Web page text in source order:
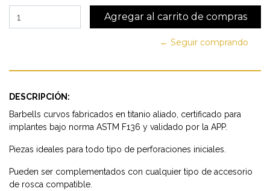
← Seguir comprando
DESCRIPCIÓN:
Barbells curvos fabricados en titanio aliado, certificado para
implantes bajo norma ASTM F136 y validado por la APP.
Piezas ideales para todo tipo de perforaciones iniciales.
Pueden ser complementados con cualquier tipo de accesorio
de rosca compatible.